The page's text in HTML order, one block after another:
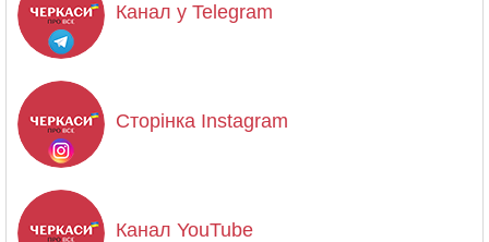
Канал у Telegram
Сторінка Instagram
Канал YouTube